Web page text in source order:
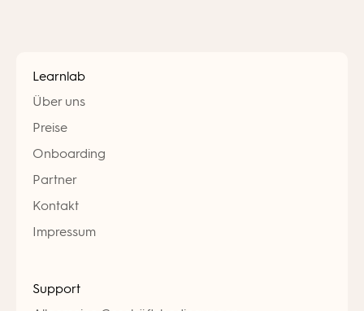
Learnlab
Über uns
Preise
Onboarding
Partner
Kontakt
Impressum
Support